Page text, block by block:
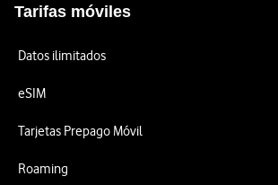
Tarifas móviles
Datos ilimitados
eSIM
Tarjetas Prepago Móvil
Roaming